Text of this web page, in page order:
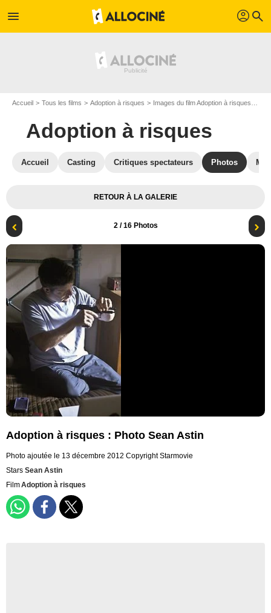
menu profil search
Accueil Tous les films Adoption à risques Images du film Adoption à risques
Adoption à risques
Accueil Casting Critiques spectateurs Photos
RETOUR À LA GALERIE
2/ 16 Photos
Adoption à risques : Photo Sean Astin
Photo ajoutée le 13 décembre 2012 Copyright Starmovie
Stars Sean Astin
FilmAdoption à risques